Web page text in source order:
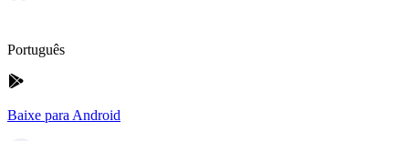
Português
Baixe para Android